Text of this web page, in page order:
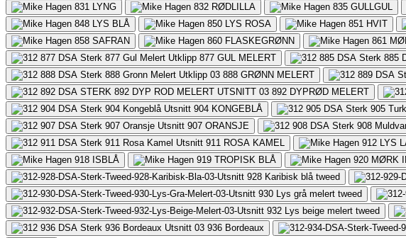
831 LYNG 832 RØDLILLA 835 GULLGUL
848 LYS BLÅ 850 LYS ROSA 851 HVIT
858 SAFRAN 860 FLASKEGRØNN 861
877 GUL MELERT
888 GRØNN MELERT
892 DYPRØD MELERT
904 KONGEBLÅ
907 ORANSJE
911 ROSA KAMEL 912 LYS
918 ISBLÅ 919 TROPISK BLÅ 920 MØRK
928 Karibisk blå tweed
930 Lys grå melert tweed
932 Lys beige melert tweed
936 Bordeaux